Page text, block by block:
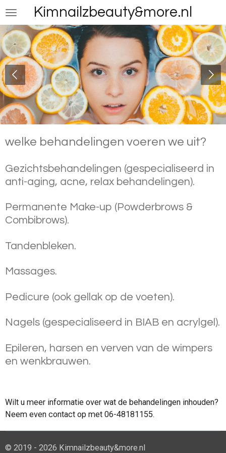
Ga
direct
naar
de
hoofdinhoud
Kimnailzbeauty&more.nl
welke behandelingen voeren we uit?
Gezichtsbehandelingen (gespecialiseerd in
anti-aging, acne, relax behandelingen).
Permanente Make-up (Powderbrows &
Combibrows).
Tandenbleken.
Massages.
Pedicure (ook gellak op de voeten).
Nagels (gespecialiseerd in BIAB en acrylgel).
Epileren, harsen en verven van de wimpers
en wenkbrauwen.
Wilt u meer informatie over wat de behandelingen inhouden?
Neem even contact op met 06-48181155.
© 2019 - 2026 Kimnailzbeauty&more.nl